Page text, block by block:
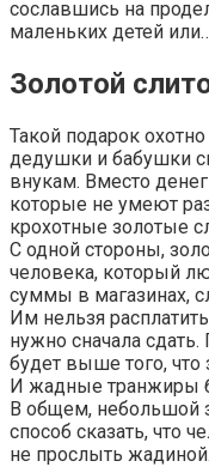
сославшись на
маленьких детей
Золотой
Такой подарок
дедушки и бабушки
внукам. Вместо
которые не умеют
крохотные золотые
С одной стороны,
человека, который
суммы в магазинах,
Им нельзя
нужно сначала
будет выше того, что
И жадные транжиры
В общем, небольшой
способ сказать, что
не прослыть жадиной.